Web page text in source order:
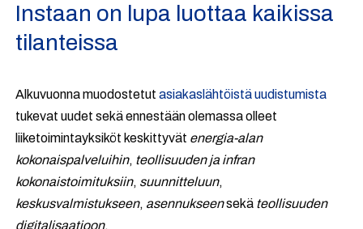
Instaan on lupa luottaa kaikissa
tilanteissa
Alkuvuonna muodostetutasiakaslähtöistä uudistumista
tukevat uudet sekä ennestään olemassa olleet
liiketoimintayksiköt keskittyvät energia-alan
kokonaispalveluihin, teollisuuden ja infran
kokonaistoimituksiin, suunnitteluun,
keskusvalmistukseen, asennukseensekä teollisuuden
digitalisaatioon.